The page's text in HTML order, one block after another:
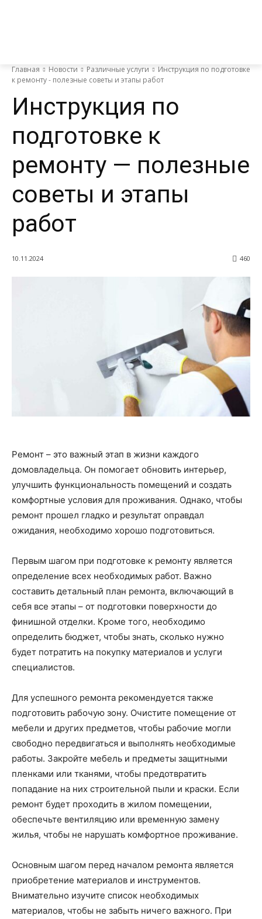
Главная Новости Различные услуги
Инструкция по подготовке
к ремонту - полезные советы и этапы работ
Инструкция по
подготовке к
ремонту — полезные
советы и этапы
работ
10.11.2024 460
Ремонт – это важный этап в жизни каждого
домовладельца. Он помогает обновить интерьер,
улучшить функциональность помещений и создать
комфортные условия для проживания. Однако, чтобы
ремонт прошел гладко и результат оправдал
ожидания, необходимо хорошо подготовиться.
Первым шагом при подготовке к ремонту является
определение всех необходимых работ. Важно
составить детальный план ремонта, включающий в
себя все этапы – от подготовки поверхности до
финишной отделки. Кроме того, необходимо
определить бюджет, чтобы знать, сколько нужно
будет потратить на покупку материалов и услуги
специалистов.
Для успешного ремонта рекомендуется также
подготовить рабочую зону. Очистите помещение от
мебели и других предметов, чтобы рабочие могли
свободно передвигаться и выполнять необходимые
работы. Закройте мебель и предметы защитными
пленками или тканями, чтобы предотвратить
попадание на них строительной пыли и краски. Если
ремонт будет проходить в жилом помещении,
обеспечьте вентиляцию или временную замену
жилья, чтобы не нарушать комфортное проживание.
Основным шагом перед началом ремонта является
приобретение материалов и инструментов.
Внимательно изучите список необходимых
материалов, чтобы не забыть ничего важного. При